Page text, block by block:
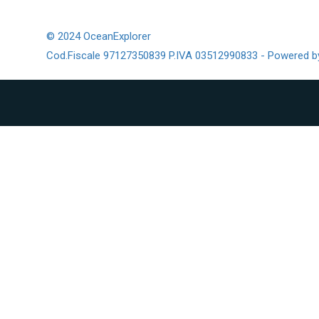
© 2024 OceanExplorer
Cod.Fiscale 97127350839 P.IVA 03512990833 - Powered